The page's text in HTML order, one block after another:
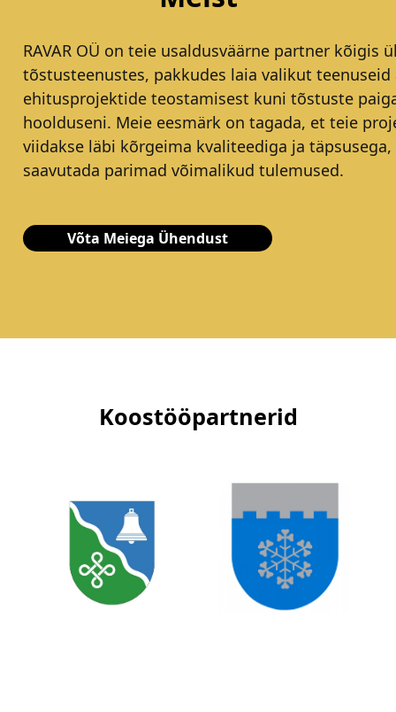
RAVAR OÜ on teie usaldusväärne partner kõigis
tõstusteenustes, pakkudes laia valikut teenuseid
ehitusprojektide teostamisest kuni tõstuste
hoolduseni. Meie eesmärk on tagada, et teie
viidakse läbi kõrgeima kvaliteediga ja täpsusega,
saavutada parimad võimalikud tulemused.
Võta Meiega Ühendust
Koostööpartnerid